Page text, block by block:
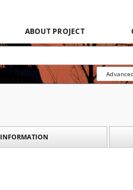
ABOUT PROJECT
INFORMATION